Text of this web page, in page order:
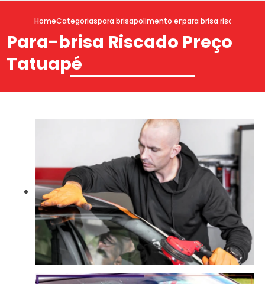
HomeCategoriaspara brisapolimento em para brisa
para brisa riscado
Para-brisa Riscado Preço
Tatuapé